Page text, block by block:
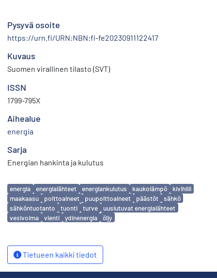
Pysyvä osoite
https://urn.fi/URN:NBN:fi-fe20230911122417
Kuvaus
Suomen virallinen tilasto (SVT)
ISSN
1799-795X
Aihealue
energia
Sarja
Energian hankinta ja kulutus
Avainsanat
energia energialähteet energiankulutus kaukolämpö
kivihiili
maakaasu
polttoaineet puupolttoaineet päästöt
sähkö
sähköntuotanto
tuonti turve
uusiutuvat energialähteet
vesivoima
vienti ydinenergia öljy
Tietueen kaikki tiedot